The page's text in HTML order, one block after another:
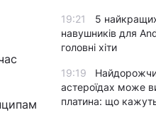
19:21
5
навушників для
головні хіти
19:19
астероїдах може
платина: що